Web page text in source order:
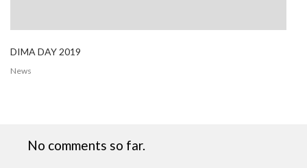
DIMA DAY 2019
News
No comments so far.